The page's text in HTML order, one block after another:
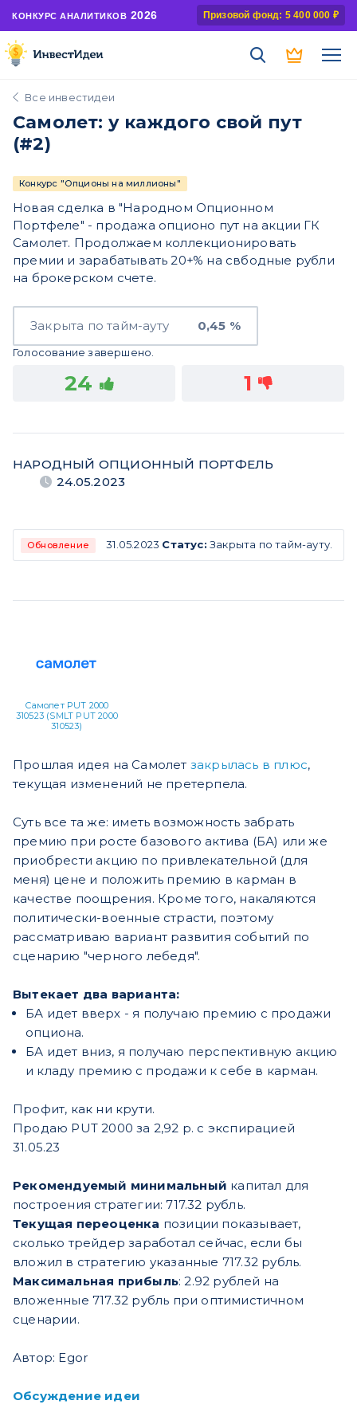
КОНКУРС АНАЛИТИКОВ 2026 Призовой фонд: 5 400 000 ₽
Все инвестидеи
Самолет: у каждого свой пут
(#2)
Конкурс "Опционы на миллионы"
Новая сделка в "Народном Опционном
Портфеле" - продажа опционо пут на акции ГК
Самолет. Продолжаем коллекционировать
премии и зарабатывать 20+% на свбодные рубли
на брокерском счете.
Закрыта по тайм-ауту 0,45 %
Голосование завершено.
24 1
НАРОДНЫЙ ОПЦИОННЫЙ ПОРТФЕЛЬ
24.05.2023
Обновление 31.05.2023 Статус: Закрыта по тайм-ауту.
Самолет PUT 2000
310523 (SMLT PUT 2000
310523)
Прошлая идея на Самолет закрылась в плюс,
текущая изменений не претерпела.
Суть все та же: иметь возможность забрать
премию при росте базового актива (БА) или же
приобрести акцию по привлекательной (для
меня) цене и положить премию в карман в
качестве поощрения. Кроме того, накаляются
политически-военные страсти, поэтому
рассматриваю вариант развития событий по
сценарию "черного лебедя".
Вытекает два варианта:
БА идет вверх - я получаю премию с продажи
опциона.
БА идет вниз, я получаю перспективную акцию
и кладу премию с продажи к себе в карман.
Профит, как ни крути.
Продаю PUT 2000 за 2,92 р. с экспирацией
31.05.23
Рекомендуемый минимальный капитал для
построения стратегии:717.32 рубль.
Текущая переоценка позиции показывает,
сколько трейдер заработал сейчас, если бы
вложил в стратегию указанные 717.32 рубль.
Максимальная прибыль: 2.92 рублей на
вложенные 717.32 рубль при оптимистичном
сценарии.
Автор: Egor
Обсуждение идеи